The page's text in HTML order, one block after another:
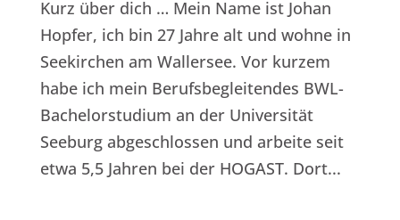
Kurz über dich … Mein Name ist Johan
Hopfer, ich bin 27 Jahre alt und wohne in
Seekirchen am Wallersee. Vor kurzem
habe ich mein Berufsbegleitendes BWL-
Bachelorstudium an der Universität
Seeburg abgeschlossen und arbeite seit
etwa 5,5 Jahren bei der HOGAST. Dort...